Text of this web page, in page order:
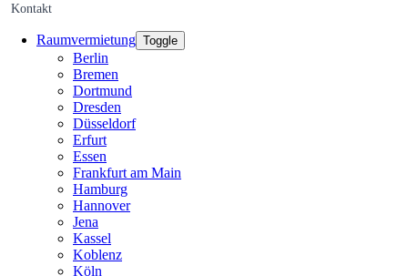
Kontakt
Raumvermietung Toggle
Berlin
Bremen
Dortmund
Dresden
Düsseldorf
Erfurt
Essen
Frankfurt am Main
Hamburg
Hannover
Jena
Kassel
Koblenz
Köln